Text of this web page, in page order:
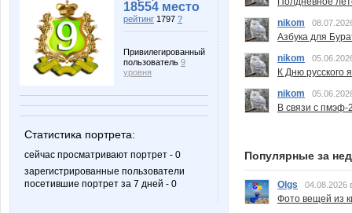
18554 место
рейтинг 1797 ?
Привилегированный
пользователь 9
уровня
Статистика портрета:
сейчас просматривают портрет - 0
зарегистрированные пользователи
посетившие портрет за 7 дней - 0
nikom
Азбука для
nikom
К Дню русского
nikom
В связи с пмэф-
Популярные за
Olgs 04.08.2026
Фото вещей из